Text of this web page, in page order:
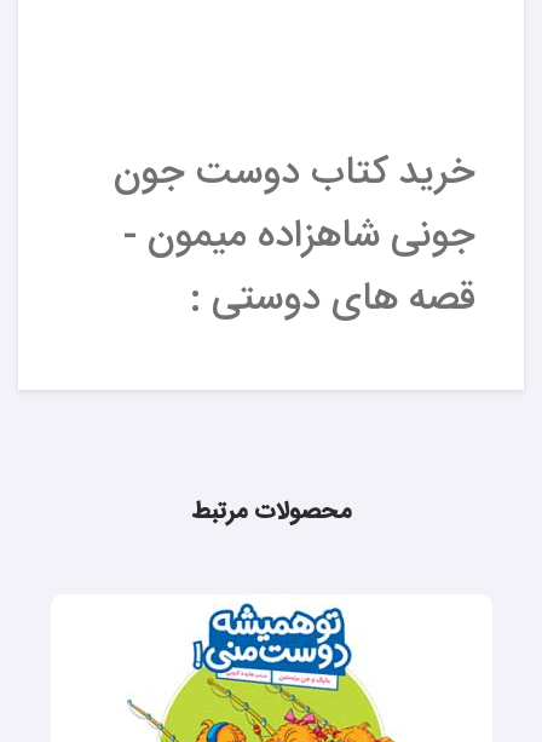
خرید کتاب دوست جون
جونی شاهزاده میمون -
قصه های دوستی :
محصولات مرتبط